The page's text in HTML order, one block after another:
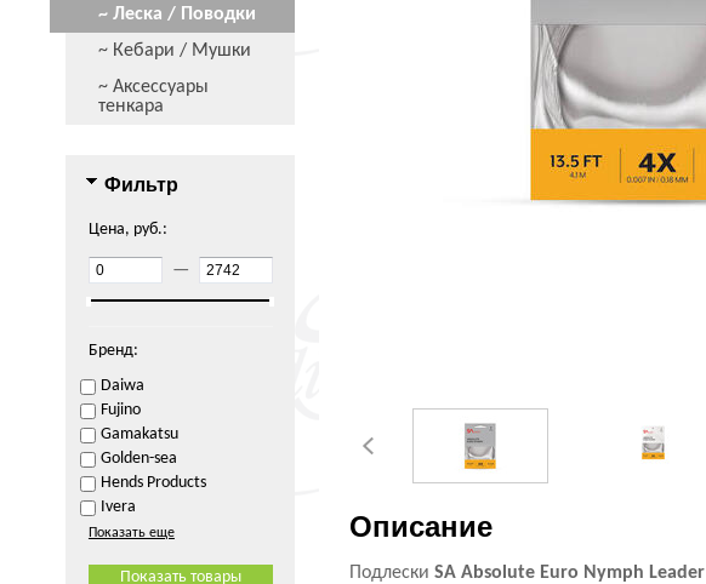
~ Леска / Поводки
~ Кебари / Мушки
~ Аксессуары
тенкара
Фильтр
Цена, руб.:
—
Бренд:
Daiwa
Fujino
Gamakatsu
Golden-sea
Hends Products
Ivera
Показать еще Описание
ПодлескиSA Absolute Euro Nymph Leader